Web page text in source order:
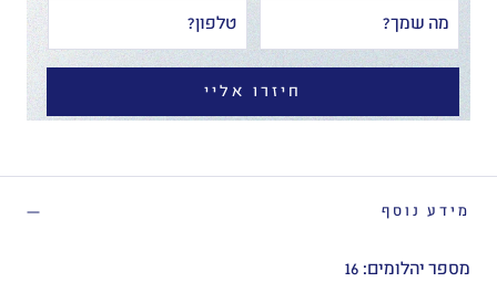
חיזרו אליי
מידע נוסף
מספר יהלומים: 16